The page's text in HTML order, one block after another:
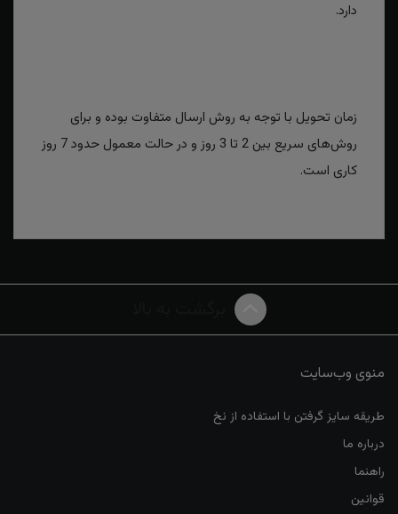
دارد.
زمان تحویل با توجه به روش ارسال متفاوت بوده و برای
روش‌های سریع بین 2 تا 3 روز و در حالت معمول حدود 7 روز
کاری است.
منوی وب‌سایت
طریقه سایز گرفتن با استفاده از نخ
درباره ما
راهنما
قوانین